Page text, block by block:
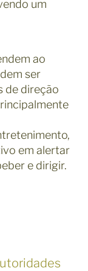
um
ao
ser
de direção
em alertar
e dirigir.